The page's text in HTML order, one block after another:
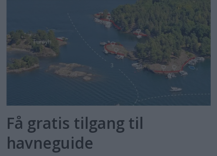
Få gratis tilgang til
havneguide